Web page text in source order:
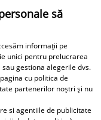
artistei:
ecoul ei
să
informații pe
unici pentru prelucrarea
gestiona alegerile dvs.
cu politica de
partenerilor noștri și nu
si agentiile de publicitate